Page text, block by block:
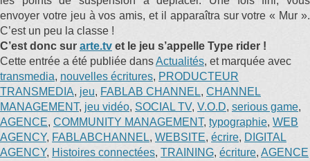
envoyer votre jeu à vos amis, et il apparaîtra sur votre « Mur ».
C’est un peu la classe !
C’est donc sur arte.tv et le jeu s’appelle Type rider !
Cette entrée a été publiée dansActualités, et marquée avec
transmedia, nouvelles écritures, PRODUCTEUR
TRANSMEDIA, jeu, FABLAB CHANNEL, CHANNEL
MANAGEMENT, jeu vidéo, SOCIAL TV, V.O.D, serious game,
AGENCE, COMMUNITY MANAGEMENT, typographie, WEB
AGENCY, FABLABCHANNEL, WEBSITE, écrire, DIGITAL
AGENCY, Histoires connectées, TRAINING, écriture, AGENCE